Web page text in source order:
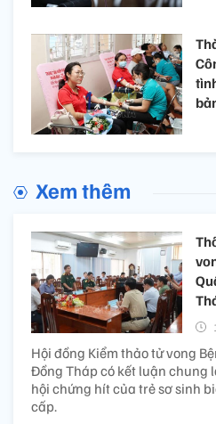
Xem thêm
Hội đồng Kiểm thảo tử vong
Đồng Tháp có kết luận chung
hội chứng hít của trẻ sơ sinh
cấp.